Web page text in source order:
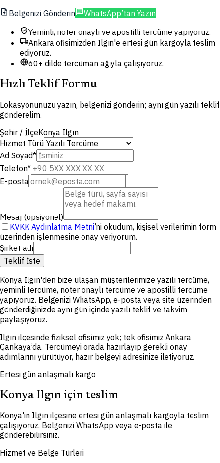
upload_file Belgenizi GönderinchatWhatsApp’tan Yazın
verified_userYeminli, noter onaylı ve apostilli tercüme yapıyoruz.
local_shippingAnkara ofisimizden Ilgın'e ertesi gün kargoyla teslim
ediyoruz.
language60+ dilde tercüman ağıyla çalışıyoruz.
Hızlı Teklif Formu
Lokasyonunuzu yazın, belgenizi gönderin; aynı gün yazılı teklif
gönderelim.
Şehir / İlçeKonya Ilgın
Hizmet Türü
Ad Soyad*
Telefon*
E-posta
Mesaj (opsiyonel)
KVKK Aydınlatma Metni’ni okudum, kişisel verilerimin form
üzerinden işlenmesine onay veriyorum.
Şirket adı
Teklif İste
Konya Ilgın'den bize ulaşan müşterilerimize yazılı tercüme,
yeminli tercüme, noter onaylı tercüme ve apostilli tercüme
yapıyoruz. Belgenizi WhatsApp, e-posta veya site üzerinden
gönderdiğinizde aynı gün içinde yazılı teklif ve takvim
paylaşıyoruz.
Ilgın ilçesinde fiziksel ofisimiz yok; tek ofisimiz Ankara
Çankaya’da. Tercümeyi orada hazırlayıp gerekli onay
adımlarını yürütüyor, hazır belgeyi adresinize iletiyoruz.
Ertesi gün anlaşmalı kargo
Konya Ilgın için teslim
Konya'in Ilgın ilçesine ertesi gün anlaşmalı kargoyla teslim
çalışıyoruz. Belgenizi WhatsApp veya e-posta ile
gönderebilirsiniz.
Hizmet ve Belge Türleri